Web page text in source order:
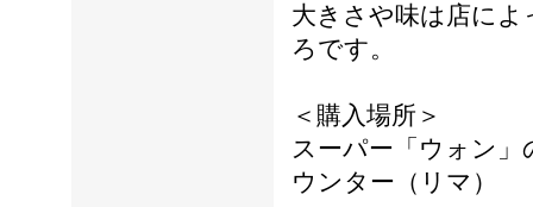
大きさや味は店によ
ろです。
＜購入場所＞
スーパー「ウォン」
ウンター（リマ）